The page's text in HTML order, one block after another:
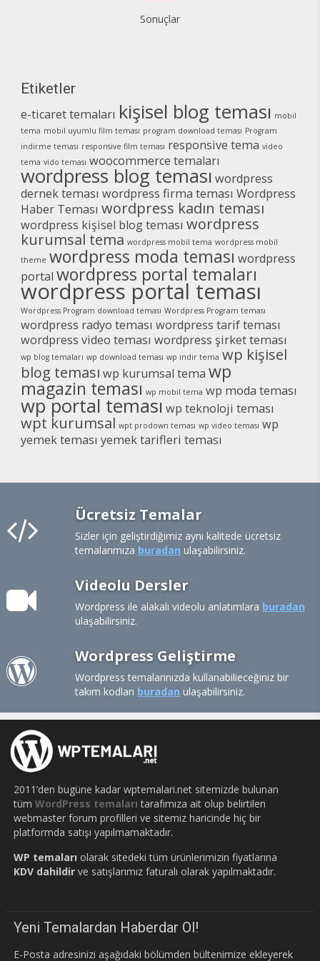
Sonuçlar
Etiketler
e-ticaret temaları kişisel blog teması mobil
tema mobil uyumlu film teması program download teması Program
indirme teması responsive film teması responsive tema video
tema vido teması woocommerce temaları
wordpress blog teması wordpress
dernek teması wordpress firma teması Wordpress
Haber Teması wordpress kadın teması
wordpress kişisel blog teması wordpress
kurumsal tema wordpress mobil tema wordpress mobil
theme wordpress moda teması wordpress
portal wordpress portal temaları
wordpress portal teması
Wordpress Program download teması Wordpress Program teması
wordpress radyo teması wordpress tarif teması
wordpress video teması wordpress şirket teması
wp blog temaları wp download teması wp indir tema wp kişisel
blog teması wp kurumsal tema wp
magazin teması wp mobil tema wp moda teması
wp portal teması wp teknoloji teması
wpt kurumsal wpt prodown teması wp video teması wp
yemek teması yemek tarifleri teması
Ücretsiz Temalar
Sizler için geliştirdiğimiz aynı kalitede ücretsiz
temalarımıza buradan ulaşabilirsiniz.
Videolu Dersler
Wordpress ile alakalı videolu anlatımlara buradan
ulaşabilirsiniz.
Wordpress Geliştirme
Wordpress temalarınızda kullanabilieceğiniz bir
takım kodları buradan ulaşabilirsiniz.
2011’den bugüne kadar wptemalari.net sitemizde bulunan
tüm WordPress temaları tarafımıza ait olup belirtilen
webmaster forum profilleri ve sitemiz haricinde hiç bir
platformda satışı yapılmamaktadır.
WP temaları olarak sitedeki tüm ürünlerimizin fiyatlarına
KDV dahildirve satışlarımız faturalı olarak yapılmaktadır.
Yeni Temalardan Haberdar Ol!
E-Posta adresinizi aşağıdaki bölümden bültenimize ekleyerek